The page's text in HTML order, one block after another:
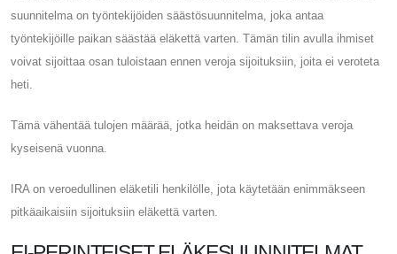
suunnitelma on työntekijöiden säästösuunnitelma, joka antaa
työntekijöille paikan säästää eläkettä varten. Tämän tilin avulla ihmiset
voivat sijoittaa osan tuloistaan ​​ennen veroja sijoituksiin, joita ei veroteta
heti.
Tämä vähentää tulojen määrää, jotka heidän on maksettava veroja
kyseisenä vuonna.
IRA on veroedullinen eläketili henkilölle, jota käytetään enimmäkseen
pitkäaikaisiin sijoituksiin eläkettä varten.